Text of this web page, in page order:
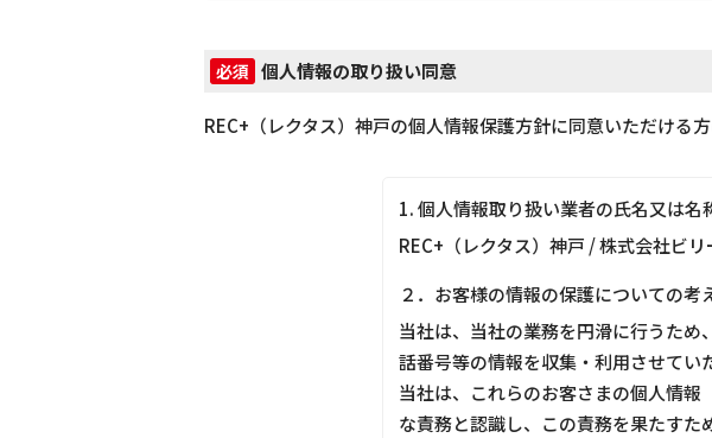
必須 個人情報の取り扱い同意
REC+（レクタス）神戸の個人情報保護方針に同意いただける
1. 個人情報取り扱い業者の氏名又は名
REC+（レクタス）神戸 / 株式会社ビリ
２．お客様の情報の保護についての考
当社は、当社の業務を円滑に行うた
話番号等の情報を収集・利用させてい
当社は、これらのお客さまの個人情
な責務と認識し、この責務を果たすた